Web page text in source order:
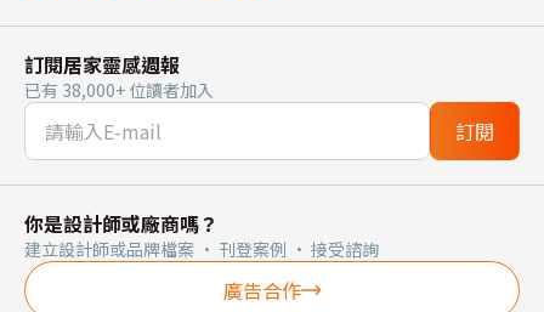
訂閱居家靈感週報
已有 38,000+ 位讀者加入
訂閱
你是設計師或廠商嗎？
建立設計師或品牌檔案 · 刊登案例 · 接受諮詢
廣告合作